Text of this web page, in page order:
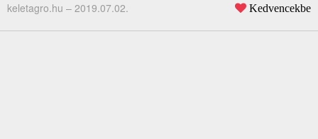
keletagro.hu – 2019.07.02. Kedvencekbe